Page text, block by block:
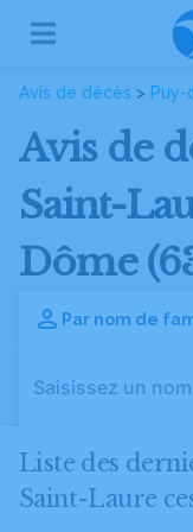
Avis de décès >
Avis de
Saint-
Dôme
Par nom de
Liste des
Saint-Laure